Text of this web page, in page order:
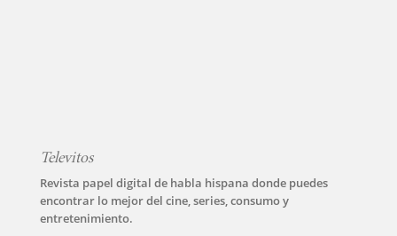
Televitos
Revista papel digital de habla hispana donde puedes
encontrar lo mejor del cine, series, consumo y
entretenimiento.